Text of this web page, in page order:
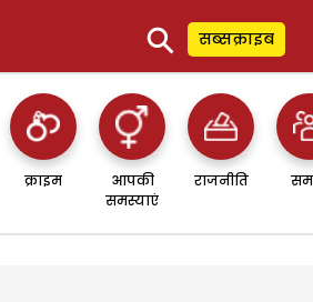
⚲ सब्सक्राइब
क्राइम
आपकी
समस्याएं
राजनीति